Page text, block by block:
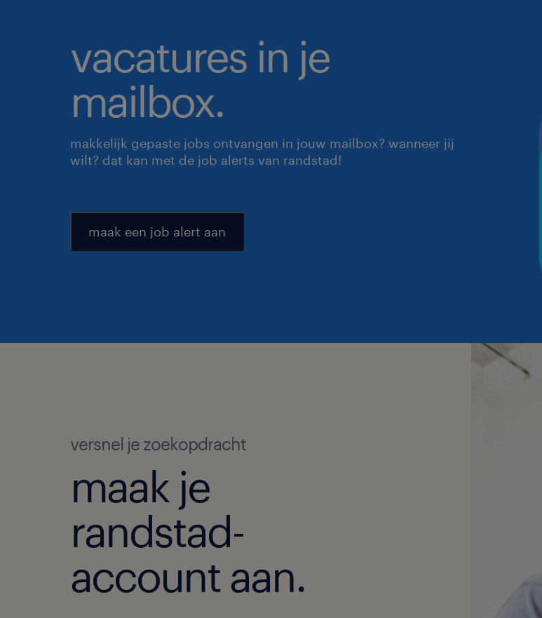
vacatures in je
mailbox.
makkelijk gepaste jobs ontvangen in jouw mailbox? wanneer jij
wilt? dat kan met de job alerts van randstad!
maak een job alert aan
versnel je zoekopdracht
maak je
randstad-
account aan.